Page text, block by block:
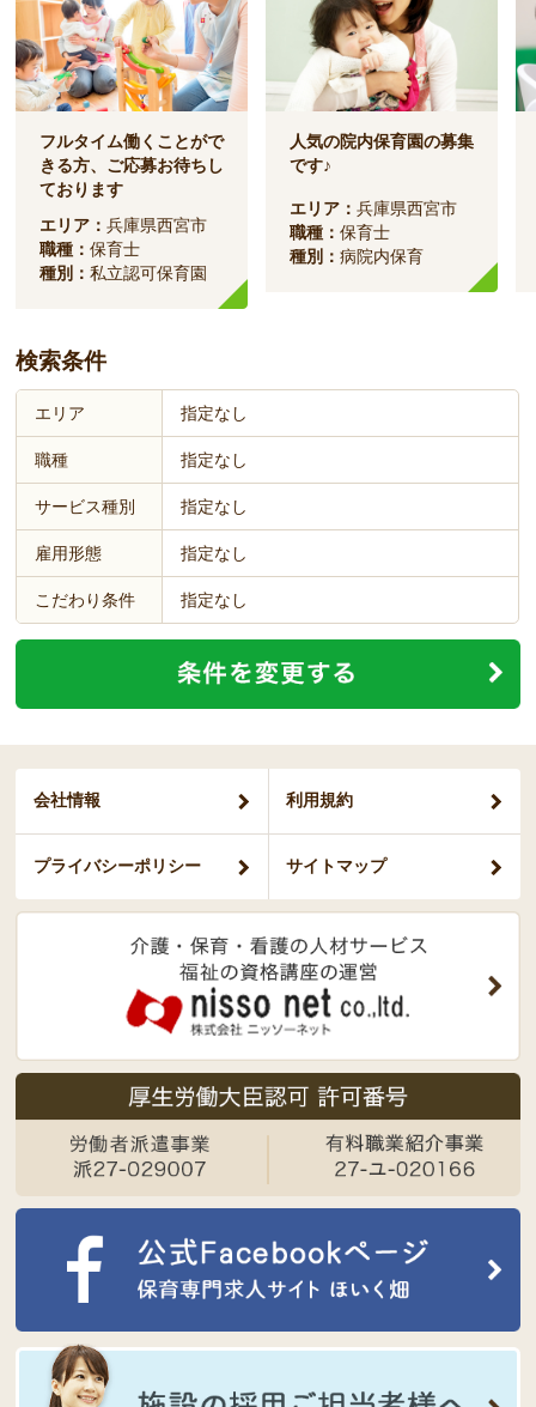
フルタイム働くことがで
きる方、ご応募お待ちし
ております
エリア：兵庫県西宮市
職種：保育士
種別：私立認可保育園
人気の院内保育園の募集
です♪
エリア：兵庫県西宮市
職種：保育士
種別：病院内保育
検索条件
エリア 指定なし
職種 指定なし
サービス種別 指定なし
雇用形態 指定なし
こだわり条件 指定なし
会社情報 利用規約
プライバシーポリシー サイトマップ